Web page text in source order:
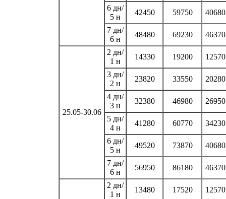
6 дн/
5 н
42450 59750 40680
7 дн/
6 н
48480 69230 46370
25.05-30.06
2 дн/
1 н
14330 19200 12570
3 дн/
2 н
23820 33550 20280
4 дн/
3 н
32380 46980 26950
5 дн/
4 н
41280 60770 34230
6 дн/
5 н
49520 73870 40680
7 дн/
6 н
56950 86180 46370
2 дн/
1 н
13480 17520 12570